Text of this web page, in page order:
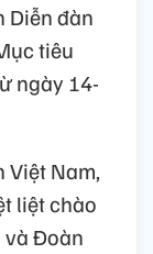
Diễn đàn
tiêu
ngày 14-
Việt Nam,
liệt chào
và Đoàn